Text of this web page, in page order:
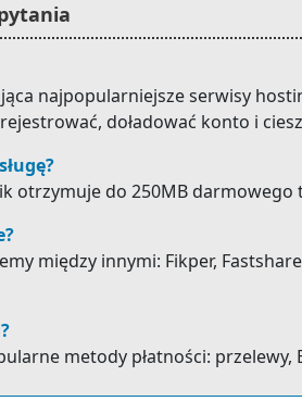
najpopularniejsze serwisy
doładować konto i
otrzymuje do 250MB
między innymi: Fikper,
metody płatności: przelewy,